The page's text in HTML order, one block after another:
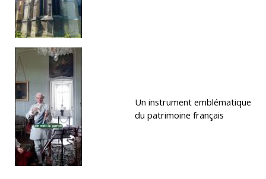
Un instrument emblématique
du patrimoine français